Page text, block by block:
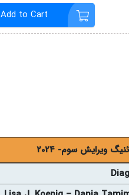
Add to Cart
ويرايش سوم- 2024